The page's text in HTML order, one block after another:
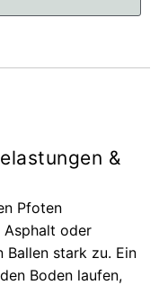
&
Pfoten
Asphalt oder
Ballen stark zu. Ein
Boden laufen,